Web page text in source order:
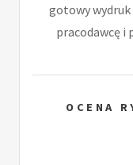
gotowy
pracodawcę i
OCENA